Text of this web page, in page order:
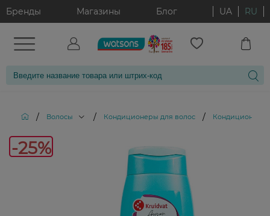
Бренды Магазины Блог UA RU
/ Волосы / Кондиционеры для волос / Кондиционер
-25%